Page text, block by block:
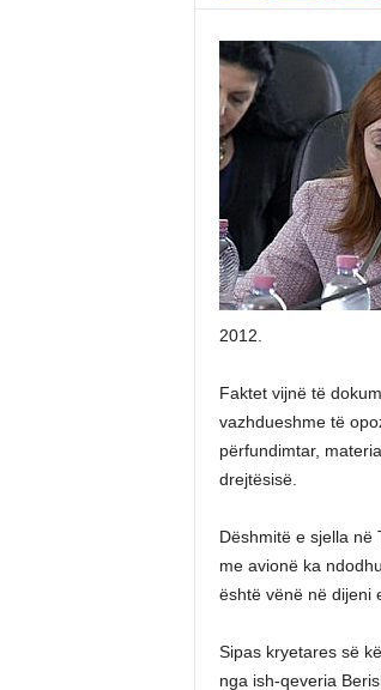
2012.
Faktet vijnë të
vazhdueshme të
përfundimtar,
drejtësisë.
Dëshmitë e sjella në
me avionë ka
është vënë në dijeni
Sipas kryetares së
nga ish-qeveria